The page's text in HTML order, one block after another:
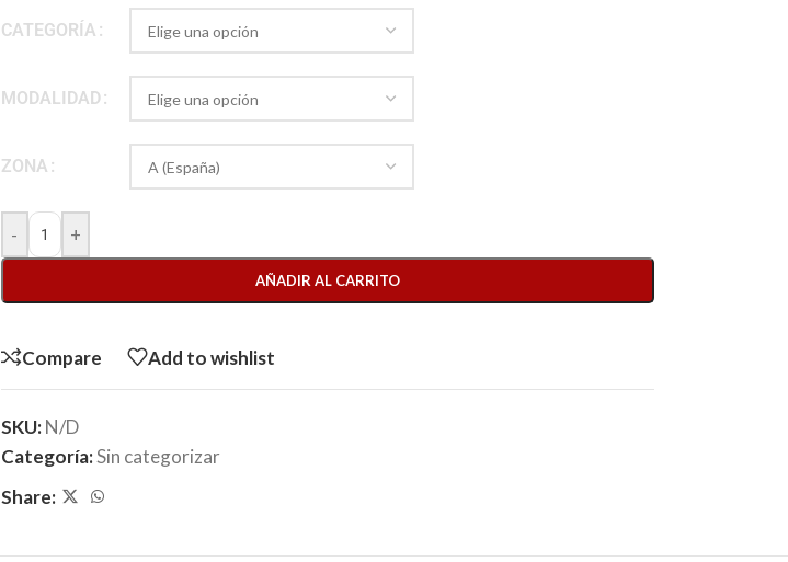
CATEGORÍA
MODALIDAD
ZONA
- +
AÑADIR AL CARRITO
Compare Add to wishlist
SKU:N/D
Categoría:Sin categorizar
Share: